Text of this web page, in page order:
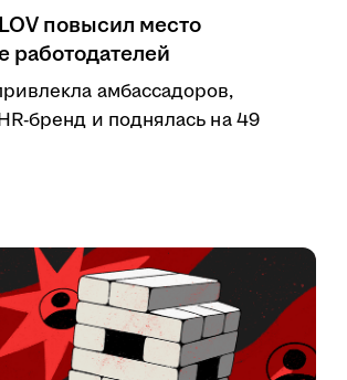
повысил место
работодателей
амбассадоров,
бренд и поднялась на 49